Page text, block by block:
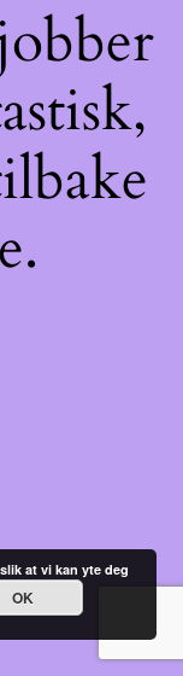
at vi kan yte deg
OK